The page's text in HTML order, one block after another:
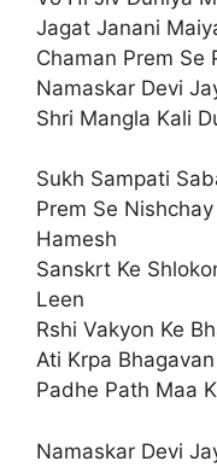
Jagat Janani
Chaman Prem Se
Namaskar Devi
Shri Mangla Kali
Sukh Sampati
Prem Se
Hamesh
Sanskrt Ke
Leen
Rshi Vakyon Ke
Ati Krpa
Padhe Path Maa
Namaskar Devi